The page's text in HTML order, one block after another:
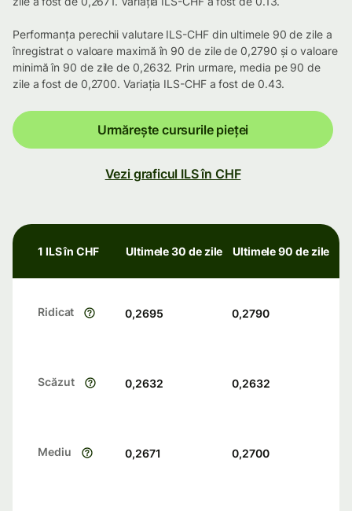
Performanța perechii valutare ILS-CHF din ultimele 90 de zile a
înregistrat o valoare maximă în 90 de zile de 0,2790 și o valoare
minimă în 90 de zile de 0,2632. Prin urmare, media pe 90 de
zile a fost de 0,2700. Variația ILS-CHF a fost de 0.43.
Urmărește cursurile pieței
Vezi graficul ILS în CHF
1 ILS în CHF Ultimele 30 de zile Ultimele 90 de zile
Ridicat 0,2695 0,2790
Scăzut 0,2632 0,2632
Mediu 0,2671 0,2700